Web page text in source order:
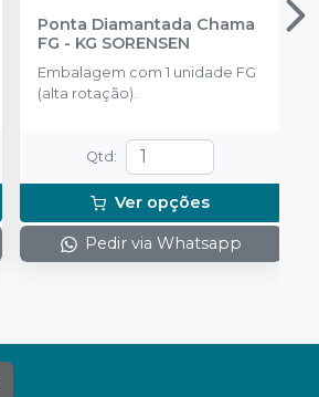
Ponta Diamantada Chama
FG - KG SORENSEN
Embalagem com 1 unidade FG
(alta rotação).
Qtd :
Ver opções
Pedir via Whatsapp